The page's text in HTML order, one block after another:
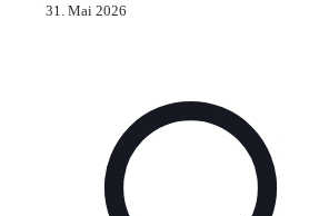
31. Mai 2026